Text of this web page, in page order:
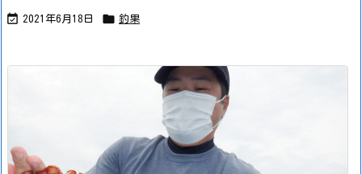
 2021年6月18日  釣果